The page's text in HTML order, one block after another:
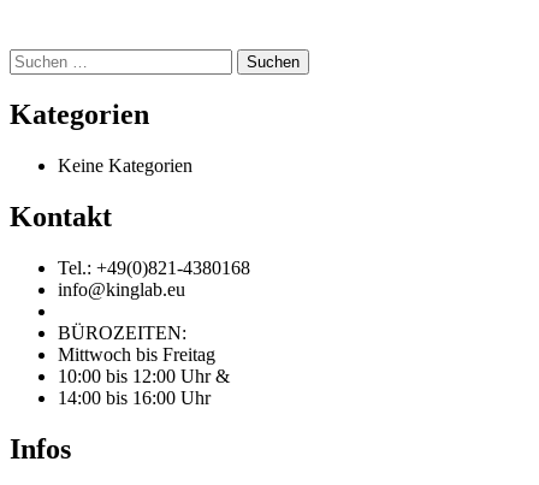
Suchen
nach:
Kategorien
Keine Kategorien
Kontakt
Tel.: +49(0)821-4380168
info@kinglab.eu
BÜROZEITEN:
Mittwoch bis Freitag
10:00 bis 12:00 Uhr &
14:00 bis 16:00 Uhr
Infos